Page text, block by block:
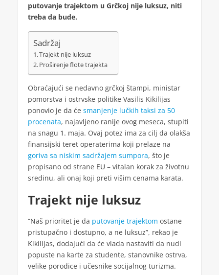
putovanje trajektom u Grčkoj nije luksuz, niti
treba da bude.
Sadržaj
Trajekt nije luksuz
Proširenje flote trajekta
Obraćajući se nedavno grčkoj štampi, ministar
pomorstva i ostrvske politike Vasilis Kikilijas
ponovio je da će smanjenje lučkih taksi za 50
procenata, najavljeno ranije ovog meseca, stupiti
na snagu 1. maja. Ovaj potez ima za cilj da olakša
finansijski teret operaterima koji prelaze na
goriva sa niskim sadržajem sumpora, što je
propisano od strane EU – vitalan korak za životnu
sredinu, ali onaj koji preti višim cenama karata.
Trajekt nije luksuz
“Naš prioritet je da putovanje trajektom ostane
pristupačno i dostupno, a ne luksuz”, rekao je
Kikilijas, dodajući da će vlada nastaviti da nudi
popuste na karte za studente, stanovnike ostrva,
velike porodice i učesnike socijalnog turizma.